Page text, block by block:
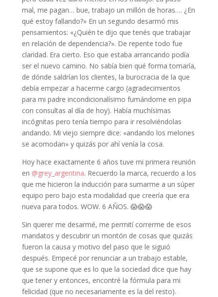
mal, me pagan… bue, trabajo un millón de horas…. ¿En
qué estoy fallando?» En un segundo desarmó mis
pensamientos: «¿Quién te dijo que tenés que trabajar
en relación de dependencia?». De repente todo fue
claridad. Era cierto. Eso que estaba arrancando podía
ser el nuevo camino. No sabía bien qué forma tomaría,
de dónde saldrían los clientes, la burocracia de la que
debía empezar a hacerme cargo (agradecimientos
para mi padre incondicionalísimo fumándome en pipa
con consultas al día de hoy). Había muchísimas
incógnitas pero tenía tiempo para ir resolviéndolas
andando. Mi viejo siempre dice: «andando los melones
se acomodan» y quizás por ahí venía la cosa.
Hoy hace exactamente 6 años tuve mi primera reunión
en @grey_argentina. Recuerdo la marca, recuerdo a los
que me hicieron la inducción para sumarme a un súper
equipo pero bajo esta modalidad que creería que era
nueva para todos. WOW. 6 AÑOS. 😱😱😱
Sin querer me desarmé, me permití correrme de esos
mandatos y descubrir un montón de cosas que quizás
fueron la causa y motivo del paso que le siguió
después. Empecé por renunciar a un trabajo estable,
que se supone que es lo que la sociedad dice que hay
que tener y entonces, encontré la fórmula para mi
felicidad (que no necesariamente es la del resto).